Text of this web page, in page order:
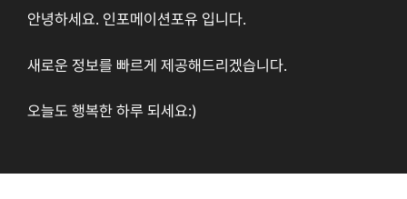
안녕하세요. 인포메이션포유 입니다.
새로운 정보를 빠르게 제공해드리겠습니다.
오늘도 행복한 하루 되세요:)